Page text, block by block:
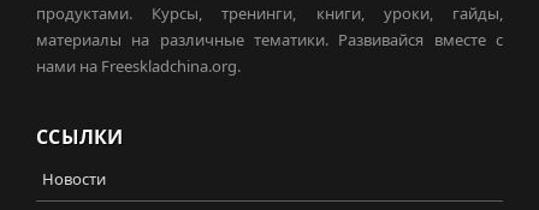
продуктами. Курсы, тренинги, книги, уроки, гайды,
материалы на различные тематики. Развивайся вместе с
нами на Freeskladchina.org.
ССЫЛКИ
Новости